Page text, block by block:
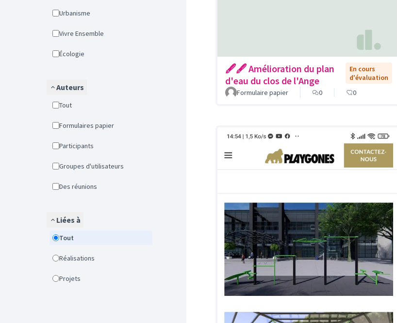
Urbanisme
Vivre Ensemble
Écologie
Auteurs
Tout
Formulaires papier
Participants
Groupes d'utilisateurs
Des réunions
Liées à
Tout
Réalisations
Projets
🖋🖋 Amélioration du plan
d'eau du clos de l'Ange
En cours
d'évaluation
Formulaire papier
0 0